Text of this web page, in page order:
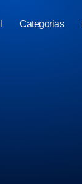
Categorias